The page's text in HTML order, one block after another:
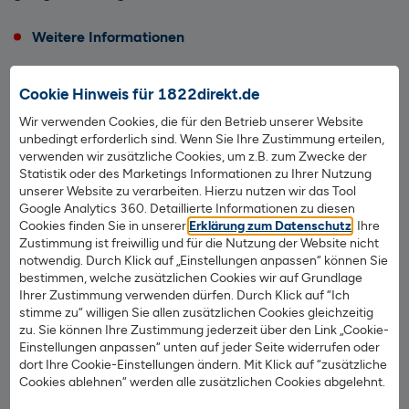
Cookie Hinweis für 1822direkt.de
Wir verwenden Cookies, die für den Betrieb unserer Website
unbedingt erforderlich sind. Wenn Sie Ihre Zustimmung erteilen,
verwenden wir zusätzliche Cookies, um z.B. zum Zwecke der
Statistik oder des Marketings Informationen zu Ihrer Nutzung
unserer Website zu verarbeiten. Hierzu nutzen wir das Tool
Google Analytics 360. Detaillierte Informationen zu diesen
Cookies finden Sie in unserer Erklärung zum Datenschutz . Ihre
Zustimmung ist freiwillig und für die Nutzung der Website nicht
notwendig. Durch Klick auf „Einstellungen anpassen“ können Sie
bestimmen, welche zusätzlichen Cookies wir auf Grundlage
Ihrer Zustimmung verwenden dürfen. Durch Klick auf “Ich
stimme zu“ willigen Sie allen zusätzlichen Cookies gleichzeitig
zu. Sie können Ihre Zustimmung jederzeit über den Link „Cookie-
Einstellungen anpassen“ unten auf jeder Seite widerrufen oder
dort Ihre Cookie-Einstellungen ändern. Mit Klick auf “zusätzliche
Cookies ablehnen“ werden alle zusätzlichen Cookies abgelehnt.
Weitere Informationen
Kundeninformation zu Geschäften in
Wertpapieren und weiteren
Finanzinstrumenten
Mit der "Kundeninformation zu Geschäften in
Wertpapieren und weiteren Finanzinstrumenten"
informieren Sie sich über Ihre Sparkasse - insbesondere zu
Dienstleistungen im Zusammenhang mit dem
Wertpapiergeschäft.
Aktuelle Fassung